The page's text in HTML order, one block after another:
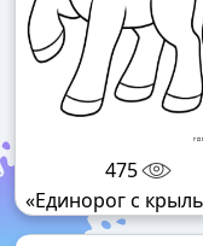
475
«Единорог с